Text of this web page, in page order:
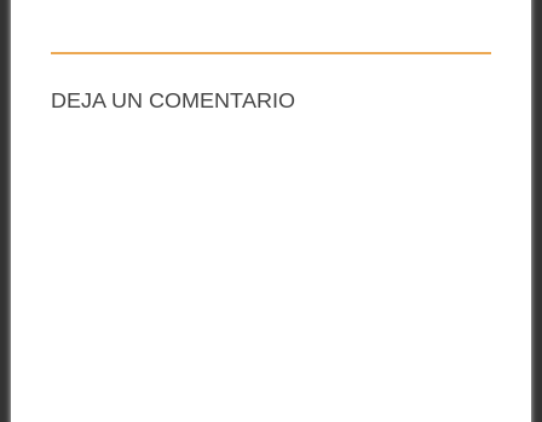
DEJA UN COMENTARIO